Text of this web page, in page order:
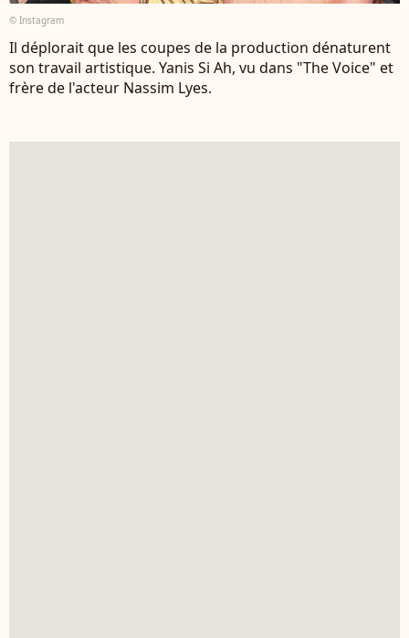
© Instagram
Il déplorait que les coupes de la production dénaturent
son travail artistique. Yanis Si Ah, vu dans "The Voice" et
frère de l'acteur Nassim Lyes.